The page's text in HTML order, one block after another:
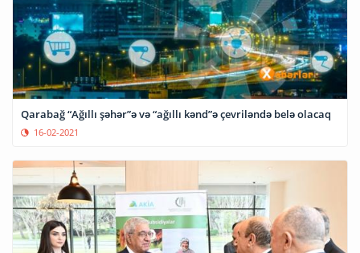
Qarabağ “Ağıllı şəhər”ə və “ağıllı kənd”ə çevriləndə belə olacaq
16-02-2021